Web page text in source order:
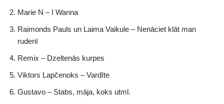
Marie N – I Wanna
Raimonds Pauls un Laima Vaikule – Nenāciet klāt man
rudenī
Remix – Dzeltenās kurpes
Viktors Lapčenoks – Vardīte
Gustavo – Stabs, māja, koks utml.